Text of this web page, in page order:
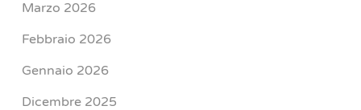
Marzo 2026
Febbraio 2026
Gennaio 2026
Dicembre 2025